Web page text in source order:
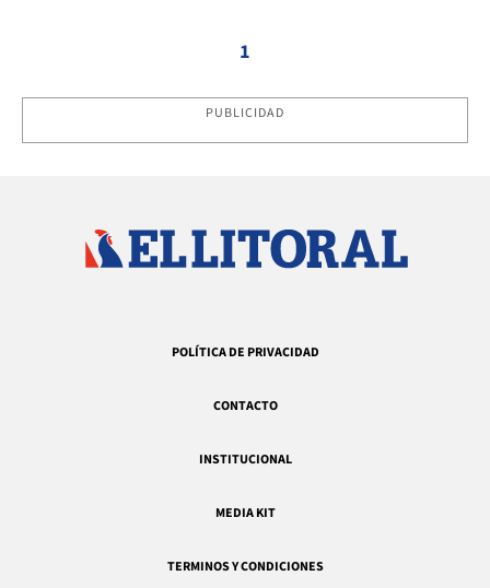
1
PUBLICIDAD
POLÍTICA DE PRIVACIDAD
CONTACTO
INSTITUCIONAL
MEDIA KIT
TERMINOS Y CONDICIONES